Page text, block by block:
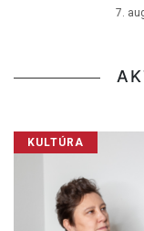
7.
KULTÚRA